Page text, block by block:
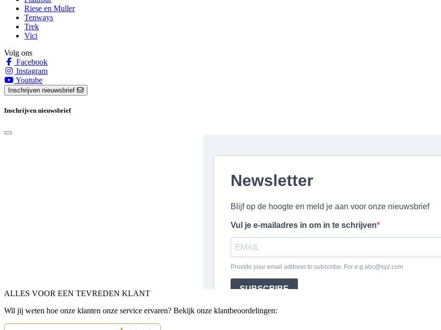
Riese en Muller
Tenways
Trek
Vici
Volg ons
Facebook
Instagram
Youtube
Inschrijven nieuwsbrief
Inschrijven nieuwsbrief
ALLES VOOR EEN TEVREDEN KLANT
Wil jij weten hoe onze klanten onze service ervaren? Bekijk onze klantbeoordelingen: